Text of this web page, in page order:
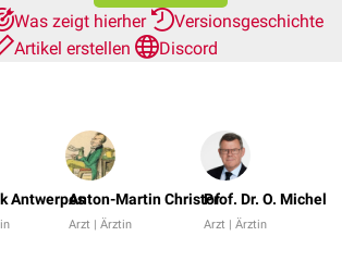
Was zeigt hierher
Versionsgeschichte
Artikel erstellen
Discord
AntwerpesAnton-Martin Christof
Arzt | Ärztin
Prof. Dr. O. Michel
Arzt | Ärztin